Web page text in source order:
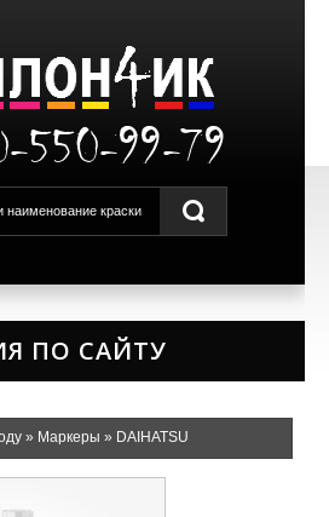
550-99-79
ПО САЙТУ
» Маркеры » DAIHATSU